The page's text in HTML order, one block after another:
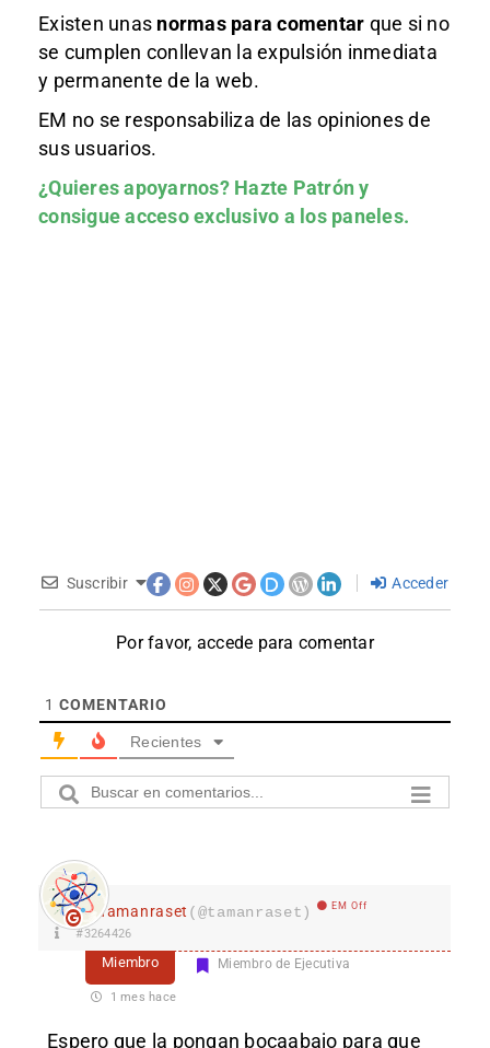
Existen unas normas para comentar que si no
se cumplen conllevan la expulsión inmediata
y permanente de la web.
EM no se responsabiliza de las opiniones de
sus usuarios.
¿Quieres apoyarnos? Hazte Patróny
consigue acceso exclusivo a los paneles.
Suscribir Acceder
Por favor, accede para comentar
1 COMENTARIO
Recientes
Tamanraset (@tamanraset) EM Off
#3264426
Miembro Miembro de Ejecutiva
1 mes hace
Espero que la pongan bocaabajo para que